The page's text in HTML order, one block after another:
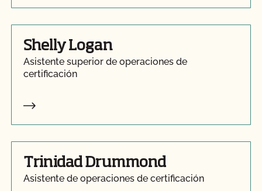
Shelly Logan
Asistente superior de operaciones de
certificación
Trinidad Drummond
Asistente de operaciones de certificación